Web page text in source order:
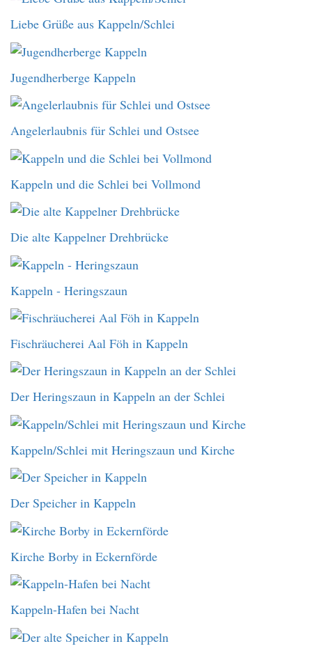
Liebe Grüße aus Kappeln/Schlei
Jugendherberge Kappeln
Angelerlaubnis für Schlei und Ostsee
Kappeln und die Schlei bei Vollmond
Die alte Kappelner Drehbrücke
Kappeln - Heringszaun
Fischräucherei Aal Föh in Kappeln
Der Heringszaun in Kappeln an der Schlei
Kappeln/Schlei mit Heringszaun und Kirche
Der Speicher in Kappeln
Kirche Borby in Eckernförde
Kappeln-Hafen bei Nacht